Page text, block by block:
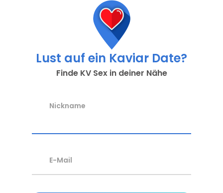
Lust auf ein Kaviar Date?
Finde KV Sex in deiner Nähe
Nickname
E-Mail